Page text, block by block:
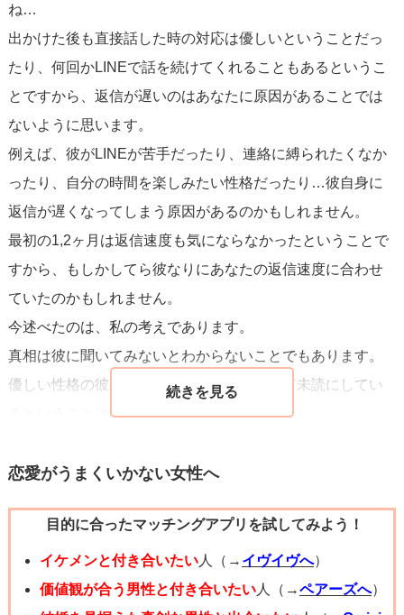
相手との関係が深まる機会を見つけられるかもしれませ
ん。
ね…
出かけた後も直接話した時の対応は優しいということだっ
たり、何回かLINEで話を続けてくれることもあるというこ
とですから、返信が遅いのはあなたに原因があることでは
ないように思います。
例えば、彼がLINEが苦手だったり、連絡に縛られたくなか
ったり、自分の時間を楽しみたい性格だったり…彼自身に
返信が遅くなってしまう原因があるのかもしれません。
最初の1,2ヶ月は返信速度も気にならなかったということで
すから、もしかしてら彼なりにあなたの返信速度に合わせ
ていたのかもしれません。
今述べたのは、私の考えであります。
真相は彼に聞いてみないとわからないことでもあります。
優しい性格の彼ということですから、敢えて未読にしてい
るということはしないように感じます。
返信しようと思っているだけの可能性もあると思います。
すが、まだ1,2日くらいであれば様子を見てもいいのかなと
思います。
できれば、また2人で出かける予定を立ててみるといいのか
恋愛がうまくいかない女性へ
目的に合ったマッチングアプリを試してみよう！
イケメンと付き合いたい人（→ イヴイヴへ）
価値観が合う男性と付き合いたい人（→ペアーズへ）